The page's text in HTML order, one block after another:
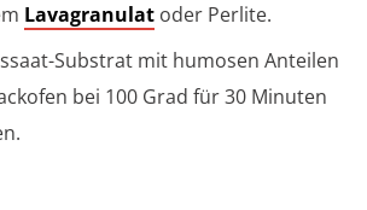
Lavagranulat oder Perlite.
Substrat mit humosen Anteilen
bei 100 Grad für 30 Minuten